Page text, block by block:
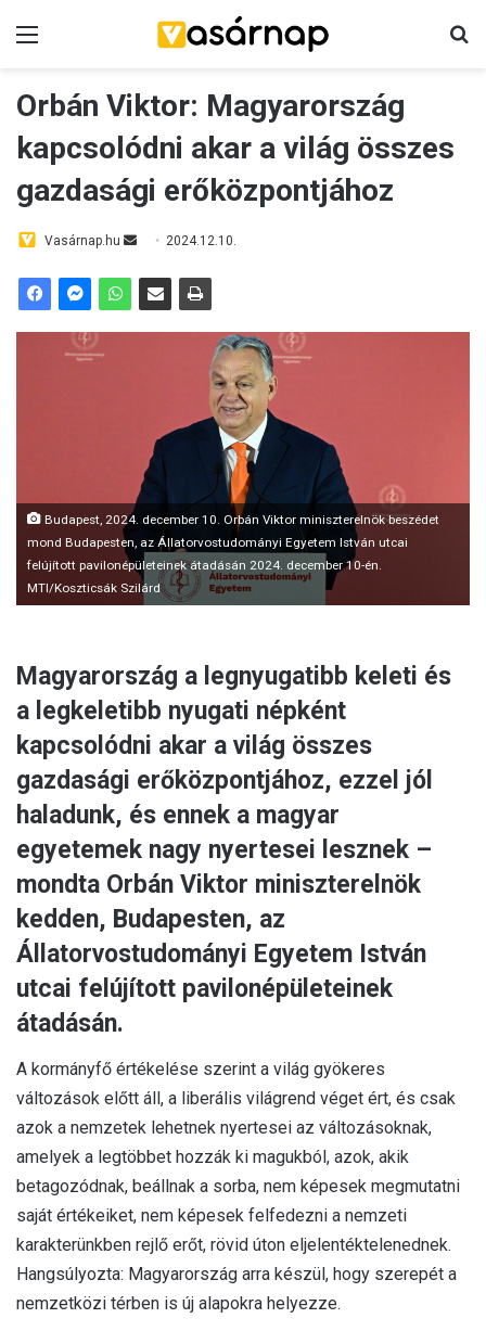
Orbán Viktor: Magyarország
kapcsolódni akar a világ összes
gazdasági erőközpontjához
Vasárnap.hu
l
2024.12.10.
Budapest, 2024. december 10. Orbán Viktor miniszterelnök beszédet
mond Budapesten, az Állatorvostudományi Egyetem István utcai
felújított pavilonépületeinek átadásán 2024. december 10-én.
MTI/Koszticsák Szilárd
Magyarország a legnyugatibb keleti és
a legkeletibb nyugati népként
kapcsolódni akar a világ összes
gazdasági erőközpontjához, ezzel jól
haladunk, és ennek a magyar
egyetemek nagy nyertesei lesznek –
mondta Orbán Viktor miniszterelnök
kedden, Budapesten, az
Állatorvostudományi Egyetem István
utcai felújított pavilonépületeinek
átadásán.
A kormányfő értékelése szerint a világ gyökeres
változások előtt áll, a liberális világrend véget ért, és csak
azok a nemzetek lehetnek nyertesei az változásoknak,
amelyek a legtöbbet hozzák ki magukból, azok, akik
betagozódnak, beállnak a sorba, nem képesek megmutatni
saját értékeiket, nem képesek felfedezni a nemzeti
karakterünkben rejlő erőt, rövid úton eljelentéktelenednek.
Hangsúlyozta: Magyarország arra készül, hogy szerepét a
nemzetközi térben is új alapokra helyezze.